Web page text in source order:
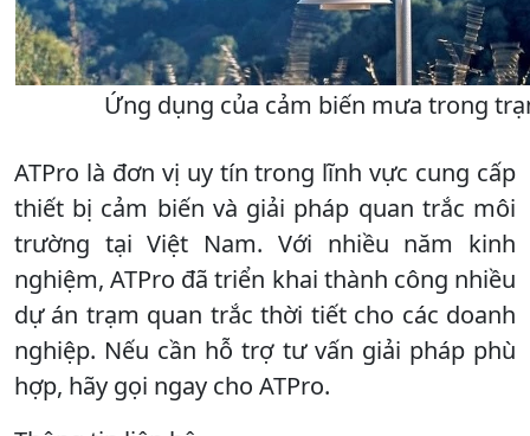
Ứng dụng của cảm biến mưa trong
ATPro là đơn vị uy tín trong lĩnh vực cung cấp
thiết bị cảm biến và giải pháp quan trắc môi
trường tại Việt Nam. Với nhiều năm kinh
nghiệm, ATPro đã triển khai thành công nhiều
dự án trạm quan trắc thời tiết cho các doanh
nghiệp. Nếu cần hỗ trợ tư vấn giải pháp phù
hợp, hãy gọi ngay cho ATPro.